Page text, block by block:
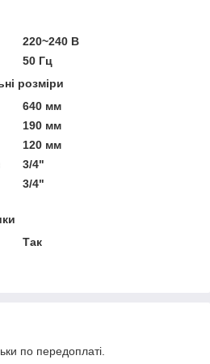
220~240 В
50 Гц
розміри
640 мм
190 мм
120 мм
3/4"
3/4"
Так
по передоплаті.